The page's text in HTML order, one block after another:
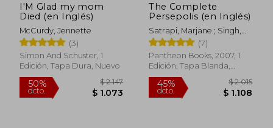
I'M Glad my mom
Died (en Inglés)
McCurdy, Jennette
(3)
Simon And Schuster, 1
Edición, Tapa Dura, Nuevo
The Complete
Persepolis (en Inglés)
Satrapi, Marjane ; Singh,
Anjali
(7)
Pantheon Books, 2007, 1
Edición, Tapa Blanda,
Nuevo